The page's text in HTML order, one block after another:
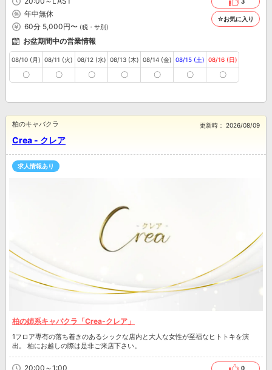
年中無休
60分 5,000円〜 (税・サ別)
☆お気に入り
お盆期間中の営業情報
08/10 (月)
〇
08/11 (火)
〇
08/12 (水)
〇
08/13 (木)
〇
08/14 (金)
〇
08/15 (土)
〇
08/16 (日)
〇
Crea - クレア
柏のキャバクラ 更新時： 2026/08/09
求人情報あり
柏の姉系キャバクラ「Crea-クレア」
1フロア専有の落ち着きのあるシックな店内と大人な女性が至福なヒトトキを演
出。 柏にお越しの際は是非ご来店下さい。
20:00～1:00 0